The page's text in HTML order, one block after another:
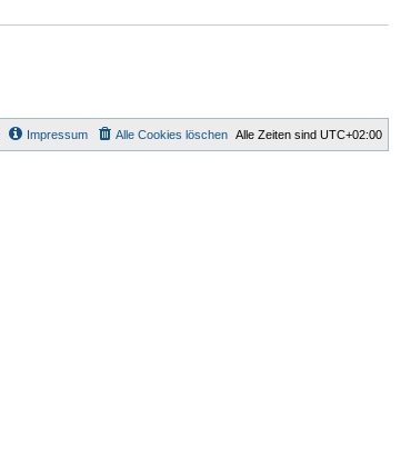
Alle Zeiten sind UTC+02:00
Alle Cookies löschen
Impressum